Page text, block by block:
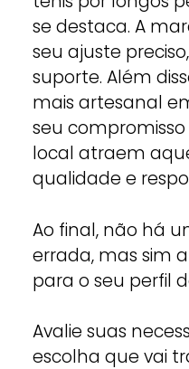
se destaca. A
seu ajuste
suporte. Além
mais artesanal
seu
local atraem
qualidade e
Ao final, não há
errada, mas sim
para o seu perfil
Avalie suas
escolha que vai